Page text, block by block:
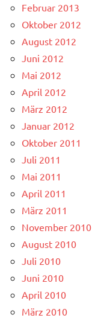
Februar 2013
Oktober 2012
August 2012
Juni 2012
Mai 2012
April 2012
März 2012
Januar 2012
Oktober 2011
Juli 2011
Mai 2011
April 2011
März 2011
November 2010
August 2010
Juli 2010
Juni 2010
April 2010
März 2010